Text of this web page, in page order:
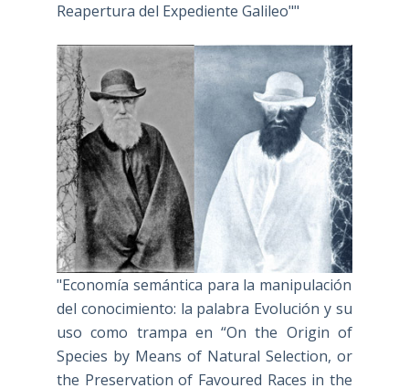
Reapertura del Expediente Galileo""
"Economía semántica para la manipulación
del conocimiento: la palabra Evolución y su
uso como trampa en “On the Origin of
Species by Means of Natural Selection, or
the Preservation of Favoured Races in the